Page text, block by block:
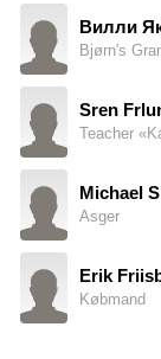
Вилли
Bjørn's
Sren
Teacher
Michael
Asger
Erik
Købmand